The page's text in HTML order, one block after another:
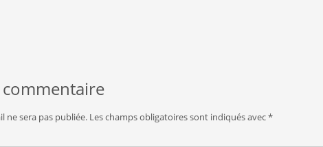
commentaire
ne sera pas publiée. Les champs obligatoires sont indiqués avec*